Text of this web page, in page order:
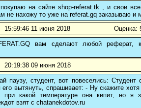
на сайте shop-referat.tk , и свои
не нахожу то уже на referat.gq заказываю и
15:59:46 11 июня 2018 Оценка:
вам сделают любой реферат,
20:19:38 09 июня 2018
паузу, студент, вот повеселись:
вытянуть, спрашивает: - Ну скажите
какой температуре она кипит, но я
взят с chatanekdotov.ru